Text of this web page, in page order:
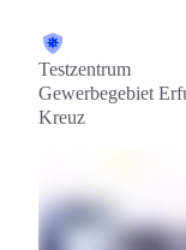
Testzentrum
Gewerbegebiet
Kreuz